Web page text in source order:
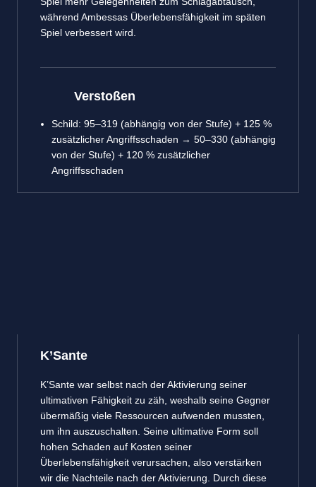
während Ambessas Überlebensfähigkeit im späten
Spiel verbessert wird.
Verstoßen
Schild: 95–319 (abhängig von der Stufe) + 125 %
zusätzlicher Angriffsschaden → 50–330 (abhängig
von der Stufe) + 120 % zusätzlicher
Angriffsschaden
K’Sante
K’Sante war selbst nach der Aktivierung seiner
ultimativen Fähigkeit zu zäh, weshalb seine Gegner
übermäßig viele Ressourcen aufwenden mussten,
um ihn auszuschalten. Seine ultimative Form soll
hohen Schaden auf Kosten seiner
Überlebensfähigkeit verursachen, also verstärken
wir die Nachteile nach der Aktivierung. Durch diese